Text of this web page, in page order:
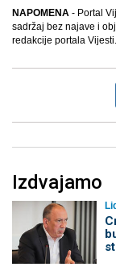
NAPOMENA - Portal
sadržaj bez najave i
redakcije portala
Izdvajamo